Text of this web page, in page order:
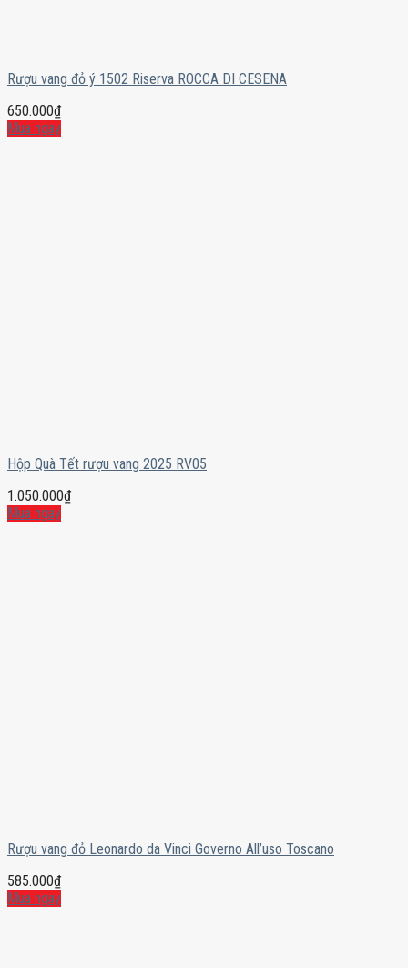
Rượu vang đỏ ý 1502 Riserva ROCCA DI CESENA
650.000₫
Mua ngay
Hộp Quà Tết rượu vang 2025 RV05
1.050.000₫
Mua ngay
Rượu vang đỏ Leonardo da Vinci Governo All’uso Toscano
585.000₫
Mua ngay